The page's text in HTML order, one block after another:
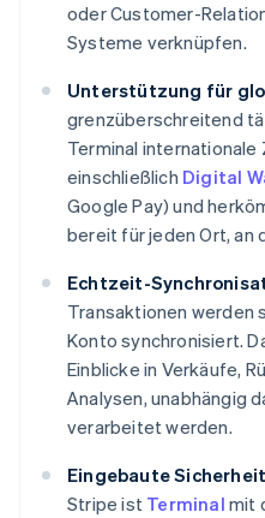
oder Customer-
Systeme verknüpfen.
Unterstützung für
grenzüberschreitend
Terminal
einschließlich Digital
Google Pay) und
bereit für jeden Ort, an
Echtzeit-
Transaktionen werden
Konto synchronisiert.
Einblicke in Verkäufe,
Analysen, unabhängig
verarbeitet werden.
Eingebaute
Stripe ist Terminal mit